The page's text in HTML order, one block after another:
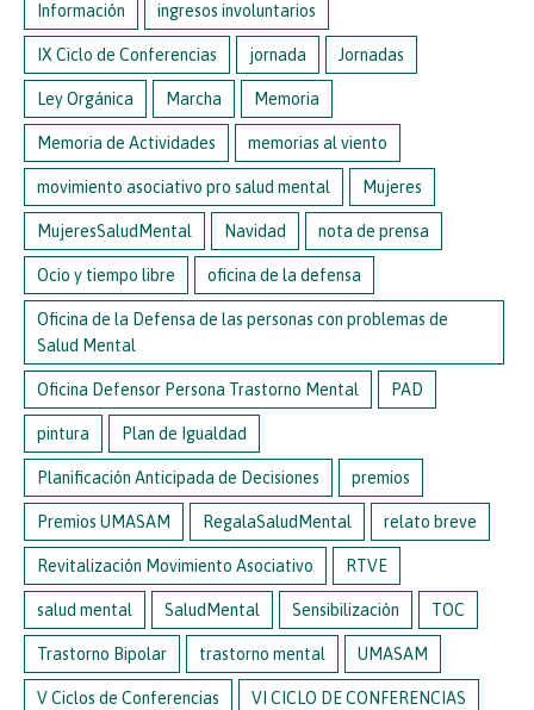
Información ingresos involuntarios
IX Ciclo de Conferencias jornada Jornadas
Ley Orgánica Marcha Memoria
Memoria de Actividades memorias al viento
movimiento asociativo pro salud mental Mujeres
MujeresSaludMental Navidad nota de prensa
Ocio y tiempo libre oficina de la defensa
Oficina de la Defensa de las personas con problemas de
Salud Mental
Oficina Defensor Persona Trastorno Mental PAD
pintura Plan de Igualdad
Planificación Anticipada de Decisiones premios
Premios UMASAM RegalaSaludMental relato breve
Revitalización Movimiento Asociativo RTVE
salud mental SaludMental Sensibilización TOC
Trastorno Bipolar trastorno mental UMASAM
V Ciclos de Conferencias VI CICLO DE CONFERENCIAS